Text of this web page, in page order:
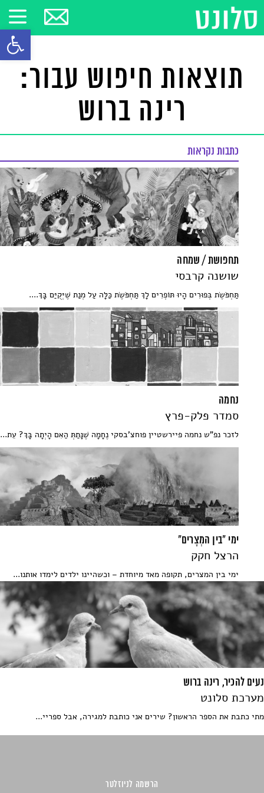
פתח
תוצאות חיפוש עבור:
רינה ברוש
כתבות נקראות
תחפושת / שמחה
שושנה קרבסי
תַּחְפֹּשֶׂת בְּפוּרִים הָיוּ תּוֹפְרִים לָךְ תַּחְפֹּשֶׂת כַּלָּה עַל מְנַת שֶׁיְּקֻיַּם בָּךְ....
נחמה
סמדר פלק-פרץ
לזכר נפ"ש נחמה פיירשטיין פוחצ'בסקי נֶחָמָה שֶׁנָּתַתְּ הַאִם הָיְתָה בָּךְ? עֵת...
ימי "בין המְצָרים"
הרצל חקק
ימי בין המצרים, תקופה מאד מיוחדת – וכשהיינו ילדים לימדו אותנו...
נעים להכיר, רינה ברוש
מערכת סלונט
מתי כתבת את הספר הראשון? שירים אני כותבת למגירה, אבל ספריי...
הרשמה לניוזלטר